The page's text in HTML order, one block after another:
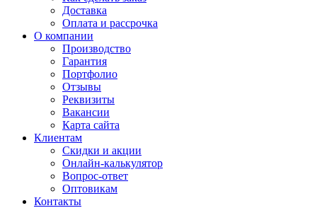
Доставка
Оплата и рассрочка
О компании
Производство
Гарантия
Портфолио
Отзывы
Реквизиты
Вакансии
Карта сайта
Клиентам
Скидки и акции
Онлайн-калькулятор
Вопрос-ответ
Оптовикам
Контакты